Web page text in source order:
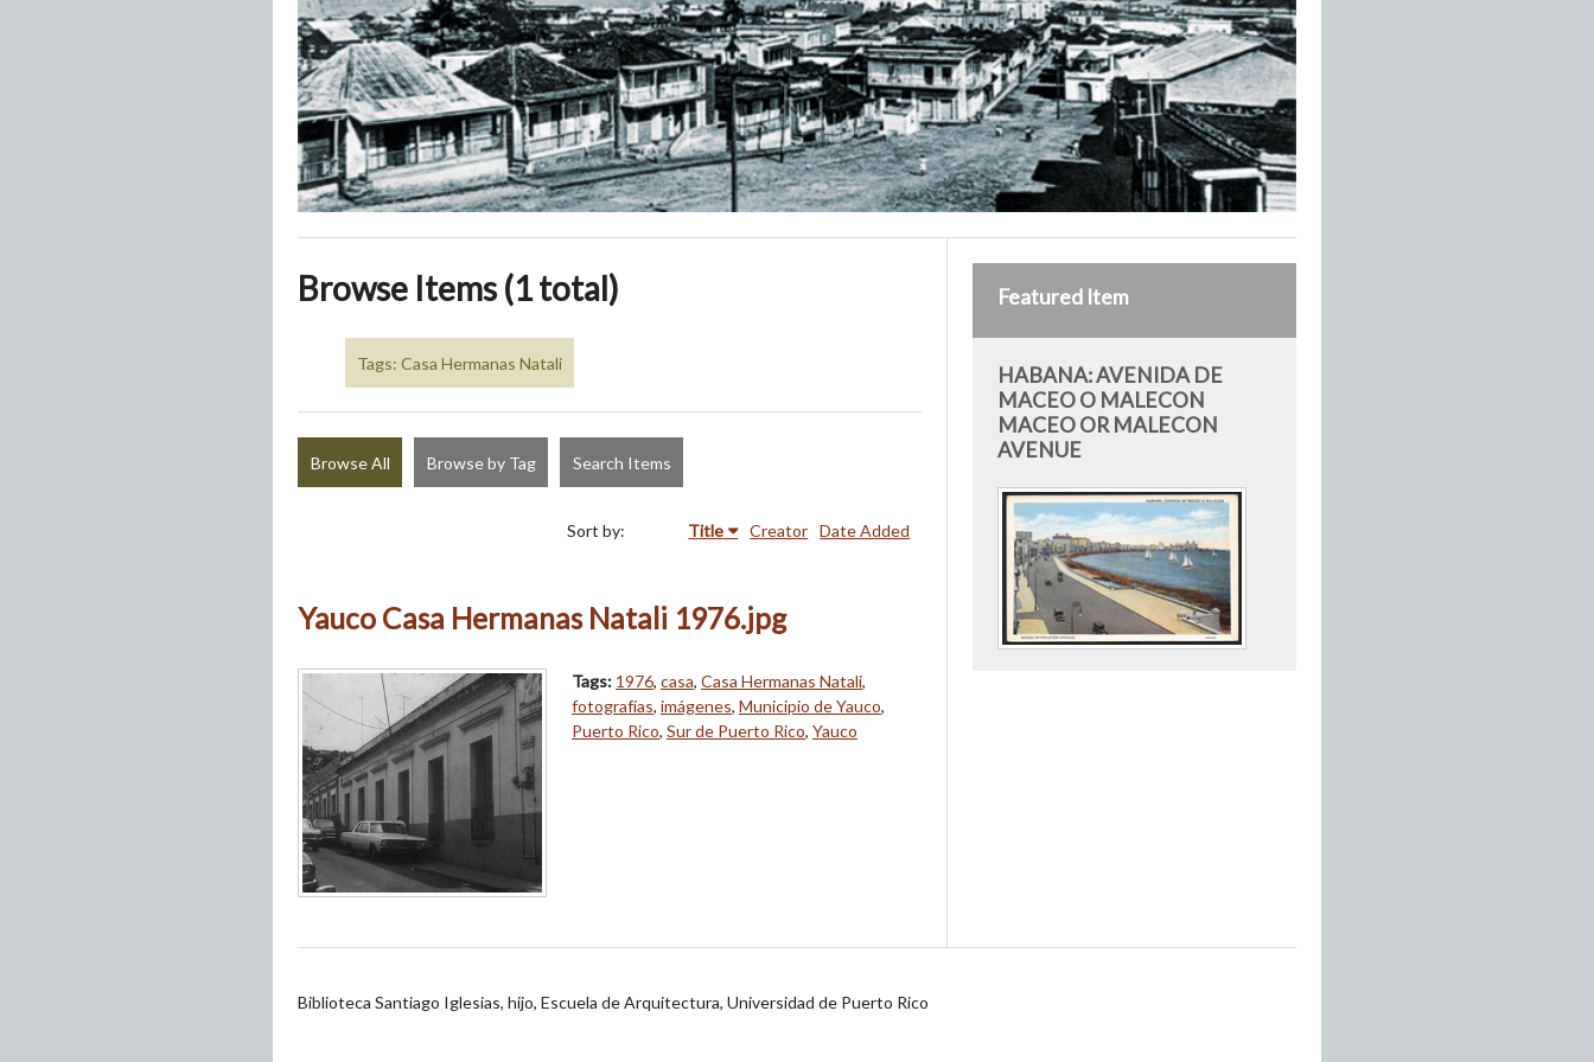
Browse Items (1 total)
Tags: Casa Hermanas Natali
Browse All Browse by Tag Search Items
Sort by: Title Creator Date Added
Yauco Casa Hermanas Natali 1976.jpg
Tags: 1976, casa, Casa Hermanas Natali,
fotografías, imágenes, Municipio de Yauco,
Puerto Rico, Sur de Puerto Rico, Yauco
Featured Item
HABANA: AVENIDA DE
MACEO O MALECON
MACEO OR MALECON
AVENUE
Biblioteca Santiago Iglesias, hijo, Escuela de Arquitectura, Universidad de Puerto Rico